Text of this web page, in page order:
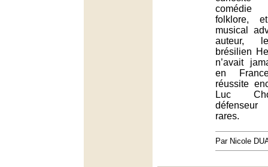
folklore,
musical
auteur,
brésilien
n’avait
en
réussite
Luc
rares.
Par Nicole